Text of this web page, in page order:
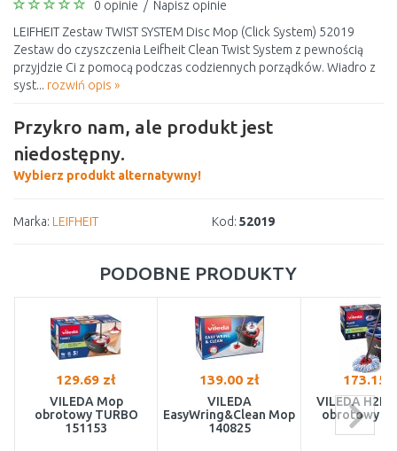
0 opinie / Napisz opinie
LEIFHEIT Zestaw TWIST SYSTEM Disc Mop (Click System) 52019
Zestaw do czyszczenia Leifheit Clean Twist System z pewnością
przyjdzie Ci z pomocą podczas codziennych porządków. Wiadro z
syst... rozwiń opis »
Przykro nam, ale produkt jest
niedostępny.
Wybierz produkt alternatywny!
Marka: LEIFHEIT Kod: 52019
PODOBNE PRODUKTY
129.69 zł
VILEDA Mop
obrotowy TURBO
151153
139.00 zł
VILEDA
EasyWring&Clean Mop
140825
173.15
VILEDA
obrotowy